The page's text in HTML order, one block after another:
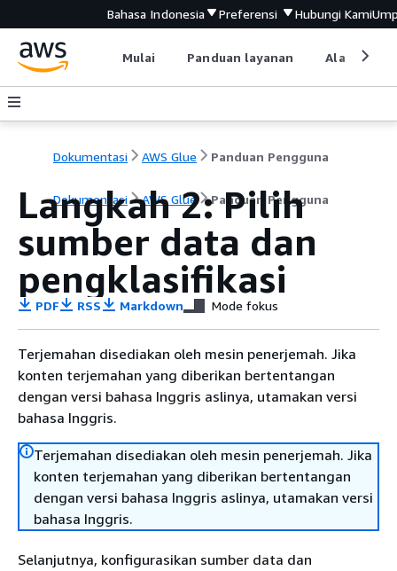
Bahasa Indonesia Preferensi Hubungi Kami
Mulai Panduan layanan Alat
Dokumentasi AWS Glue Panduan Pengguna
Dokumentasi AWS Glue Panduan Pengguna
Langkah 2: Pilih
sumber data dan
pengklasifikasi
PDF RSS Markdown Mode fokus
Terjemahan disediakan oleh mesin penerjemah. Jika
konten terjemahan yang diberikan bertentangan
dengan versi bahasa Inggris aslinya, utamakan versi
bahasa Inggris.
Terjemahan disediakan oleh mesin penerjemah. Jika
konten terjemahan yang diberikan bertentangan
dengan versi bahasa Inggris aslinya, utamakan versi
bahasa Inggris.
Selanjutnya, konfigurasikan sumber data dan